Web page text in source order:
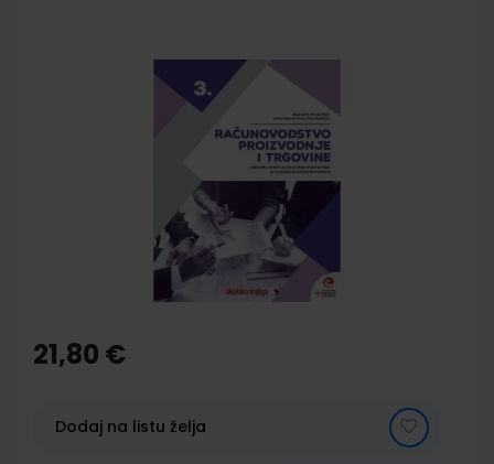
the
beginning
gallery
21,80 €
Dodaj na listu želja